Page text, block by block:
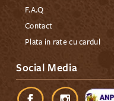
F.A.Q
Contact
Plata in rate cu cardul
Social Media